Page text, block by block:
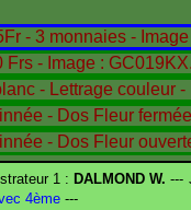
1 : DALMOND W. ---
4ème ---